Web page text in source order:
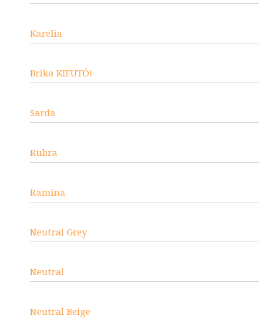
Karelia
Brika KIFUTÓ!
Sarda
Rubra
Ramina
Neutral Grey
Neutral
Neutral Beige